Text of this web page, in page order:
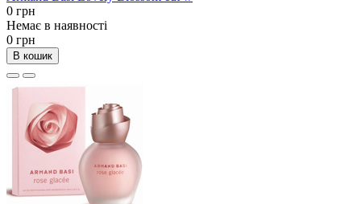
0 грн
Немає в наявності
0 грн
В кошик